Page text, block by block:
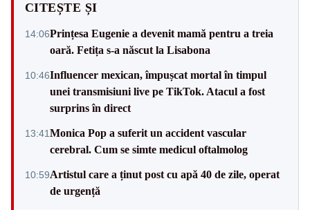
CITEȘTE ȘI
14:06Prințesa Eugenie a devenit mamă pentru a treia
oară. Fetița s-a născut la Lisabona
10:46Influencer mexican, împușcat mortal în timpul
unei transmisiuni live pe TikTok. Atacul a fost
surprins în direct
13:41Monica Pop a suferit un accident vascular
cerebral. Cum se simte medicul oftalmolog
10:59Artistul care a ținut post cu apă 40 de zile, operat
de urgență